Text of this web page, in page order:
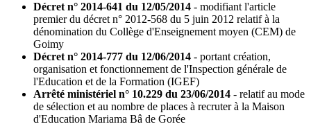
Décret n° 2014-641 du 12/05/2014 - modifiant l'article
premier du décret n° 2012-568 du 5 juin 2012 relatif à la
dénomination du Collège d'Enseignement moyen (CEM) de
Goimy
Décret n° 2014-777 du 12/06/2014 - portant création,
organisation et fonctionnement de l'Inspection générale de
l'Education et de la Formation (IGEF)
Arrêté ministériel n° 10.229 du 23/06/2014 - relatif au mode
de sélection et au nombre de places à recruter à la Maison
d'Education Mariama Bâ de Gorée